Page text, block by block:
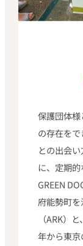
保護団体様
の存在を
との出会
に、定期的
GREEN
府能勢町
（ARK）
年から東